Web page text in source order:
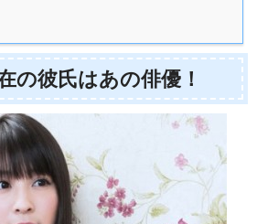
の彼氏はあの俳優！